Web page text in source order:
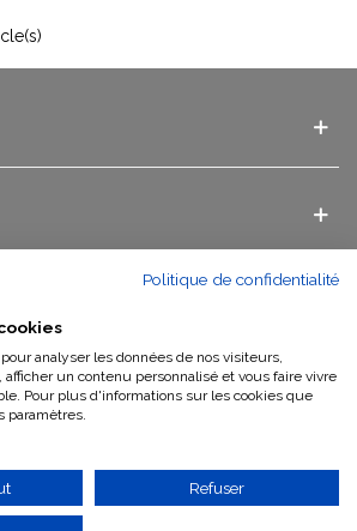
Politique de confidentialité
analyser les données de nos visiteurs,
un contenu personnalisé et vous faire vivre
Pour plus d'informations sur les cookies que
paramètres.
Refuser